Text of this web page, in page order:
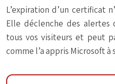
L’expiration d’un certificat
Elle déclenche des
tous vos visiteurs et peut
comme l’a appris Microsoft à